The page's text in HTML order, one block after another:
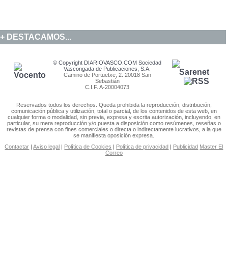
DESTACAMOS...
© Copyright DIARIOVASCO.COM Sociedad
Vascongada de Publicaciones, S.A.
Camino de Portuetxe, 2. 20018 San
Sebastián
C.I.F. A-20004073
Reservados todos los derechos. Queda prohibida la reproducción, distribución,
comunicación pública y utilización, total o parcial, de los contenidos de esta web, en
cualquier forma o modalidad, sin previa, expresa y escrita autorización, incluyendo, en
particular, su mera reproducción y/o puesta a disposición como resúmenes, reseñas o
revistas de prensa con fines comerciales o directa o indirectamente lucrativos, a la que
se manifiesta oposición expresa.
Contactar |Aviso legal | Política de Cookies | Política de privacidad | Publicidad Master El
Correo